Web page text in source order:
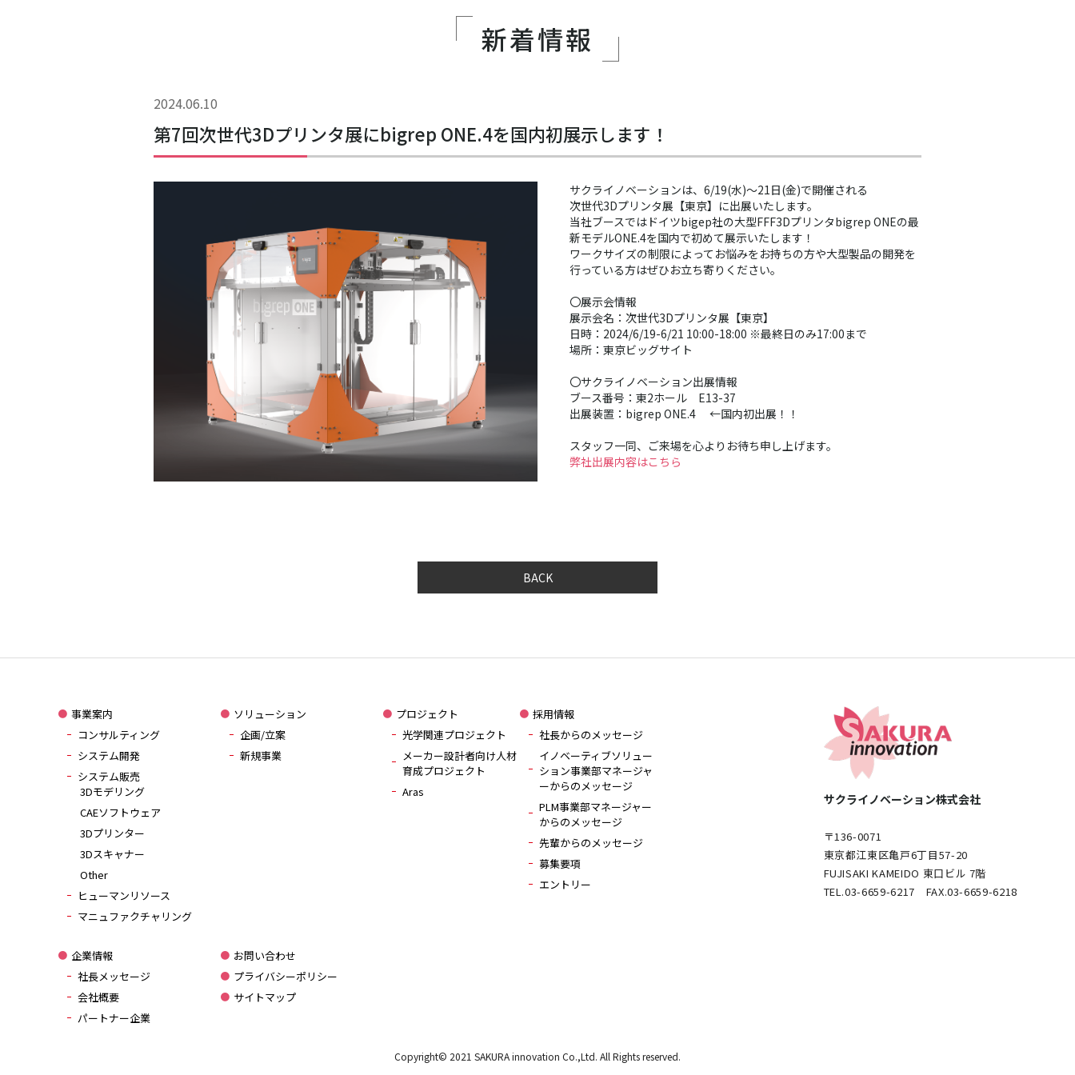
新着情報
2024.06.10
第7回次世代3Dプリンタ展にbigrep ONE.4を国内初展示します！
サクライノベーションは、6/19(水)～21日(金)で開催される
次世代3Dプリンタ展【東京】に出展いたします。
当社ブースではドイツbigep社の大型FFF3Dプリンタbigrep ONEの最
新モデルONE.4を国内で初めて展示いたします！
ワークサイズの制限によってお悩みをお持ちの方や大型製品の開発を
行っている方はぜひお立ち寄りください。
〇展示会情報
展示会名：次世代3Dプリンタ展【東京】
日時：2024/6/19-6/21 10:00-18:00 ※最終日のみ17:00まで
場所：東京ビッグサイト
〇サクライノベーション出展情報
ブース番号：東2ホール E13-37
出展装置：bigrep ONE.4 ←国内初出展！！
スタッフ一同、ご来場を心よりお待ち申し上げます。
弊社出展内容はこちら
BACK
サクライノベーション株式会社
〒136-0071
東京都江東区亀戸6丁目57-20
FUJISAKI KAMEIDO 東口ビル 7階
TEL.03-6659-6217 FAX.03-6659-6218
事業案内
コンサルティング
システム開発
システム販売
3Dモデリング
CAEソフトウェア
3Dプリンター
3Dスキャナー
Other
ヒューマンリソース
マニュファクチャリング
ソリューション
企画/立案
新規事業
プロジェクト
光学関連プロジェクト
メーカー設計者向け人材
育成プロジェクト
Aras
採用情報
社長からのメッセージ
イノベーティブソリュー
ション事業部マネージャ
ーからのメッセージ
PLM事業部マネージャー
からのメッセージ
先輩からのメッセージ
募集要項
エントリー
企業情報
社長メッセージ
会社概要
パートナー企業
お問い合わせ
プライバシーポリシー
サイトマップ
Copyright© 2021 SAKURA innovation Co.,Ltd. All Rights reserved.